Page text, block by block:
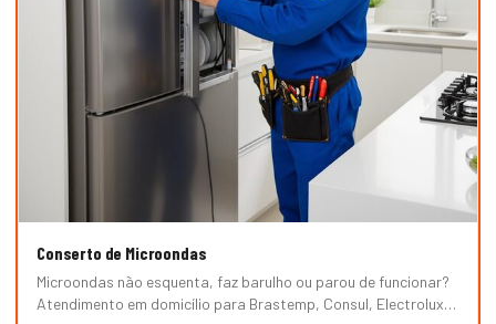
Conserto de Microondas
Microondas não esquenta, faz barulho ou parou de funcionar?
Atendimento em domicílio para Brastemp, Consul, Electrolux,